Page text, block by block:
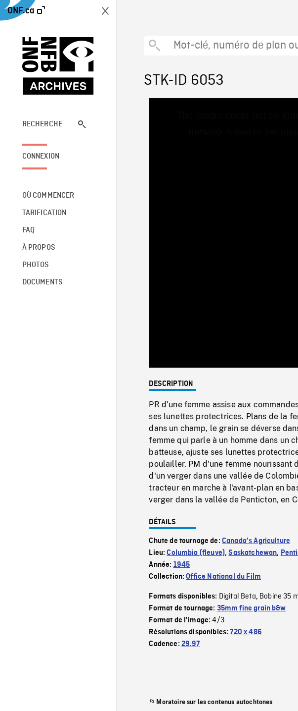
ONF.ca
RECHERCHE
CONNEXION
OÙ COMMENCER
TARIFICATION
FAQ
À PROPOS
PHOTOS
DOCUMENTS
STK-ID 6053
DESCRIPTION
PR d'une femme assise aux
ses lunettes protectrices. Plans de la
dans un champ, le grain se déverse
femme qui parle à un homme dans un
batteuse, ajuste ses lunettes
poulailler. PM d'une femme nourissant
d'un verger dans une vallée de
tracteur en marche à l'avant-plan en
verger dans la vallée de Penticton, en
DÉTAILS
Chute de tournage de: Canada's Agriculture
Lieu:Columbia (fleuve),Saskatchewan,
Année: 1945
Collection:Office National du Film
Formats disponibles: Digital Beta, Bobine 35
Format de tournage: 35mm fine grain b&w
Format de l'image:4/3
Résolutions disponibles:720 x 486
Cadence: 29.97
Moratoire sur les contenus autochtones